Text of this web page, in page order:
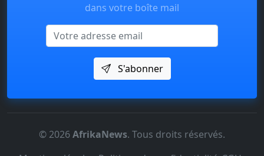
dans votre boîte mail
Email
S'abonner
© 2026AfrikaNews. Tous droits réservés.